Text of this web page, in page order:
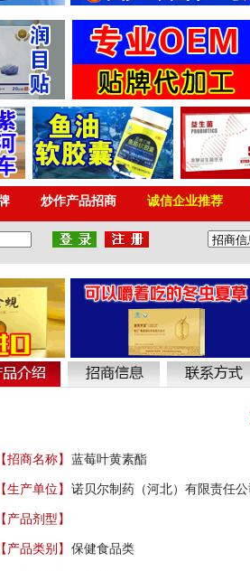
【招商名称】 蓝莓叶黄素酯
【生产单位】 诺贝尔制药（河北）有限责任公
【产品剂型】
【产品类别】 保健食品类